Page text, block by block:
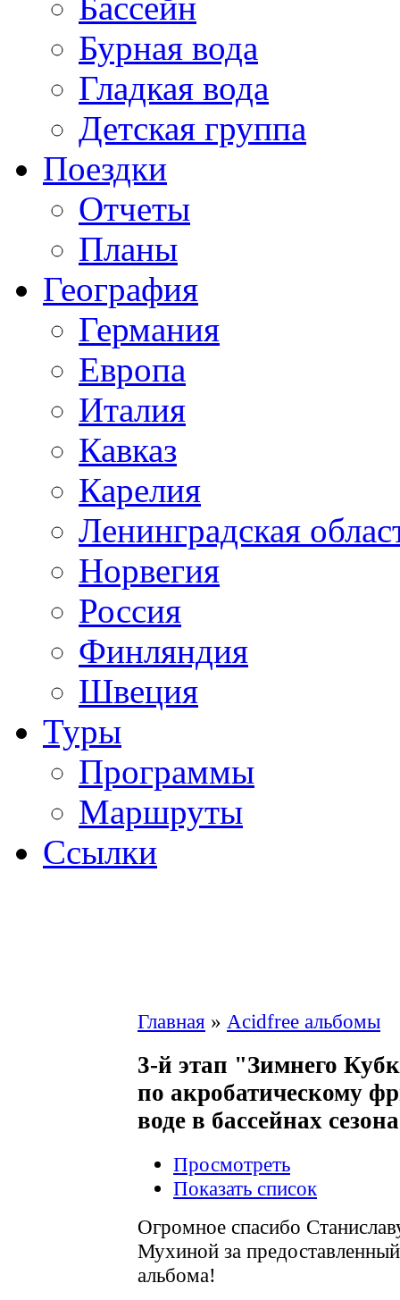
Бурная вода
Гладкая вода
Детская группа
Поездки
Отчеты
Планы
География
Германия
Европа
Италия
Кавказ
Карелия
Ленинградская
Норвегия
Россия
Финляндия
Швеция
Туры
Программы
Маршруты
Ссылки
Главная » Acidfree альбомы
3-й этап "Зимнего
по акробатическому
воде в бассейнах
Просмотреть
Показать список
Огромное спасибо
Мухиной за
альбома!